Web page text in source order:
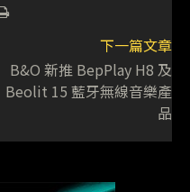
下一篇文章
B&O 新推 BepPlay H8 及
Beolit 15 藍牙無線音樂產
品